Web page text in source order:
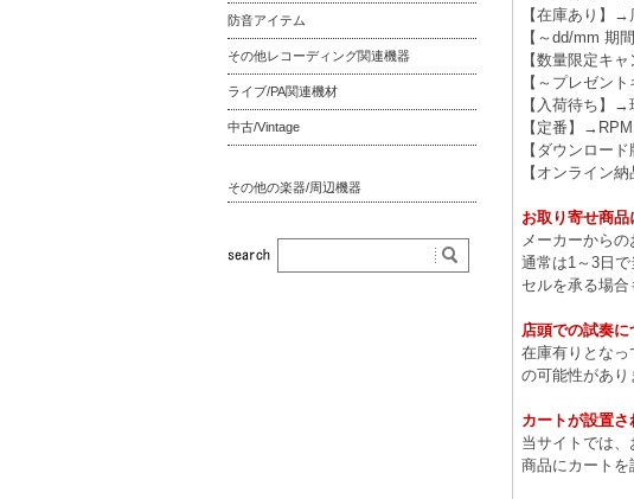
【在庫あり】→
【～dd/mm 期
【数量限定キ
【～プレゼン
【入荷待ち】
【定番】
【ダウンロー
【オンライン
お取り寄せ商品
メーカーから
通常は1～3日
セルを承る場合
店頭での試奏に
在庫有りとな
の可能性があり
カートが設置
当サイトでは
商品にカートを
防音アイテム
その他レコーディング関連機器
ライブ/PA関連機材
中古/Vintage
その他の楽器/周辺機器